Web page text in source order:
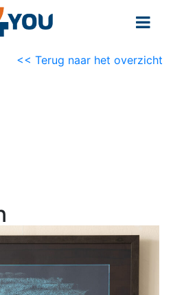
<< Terug naar het overzicht